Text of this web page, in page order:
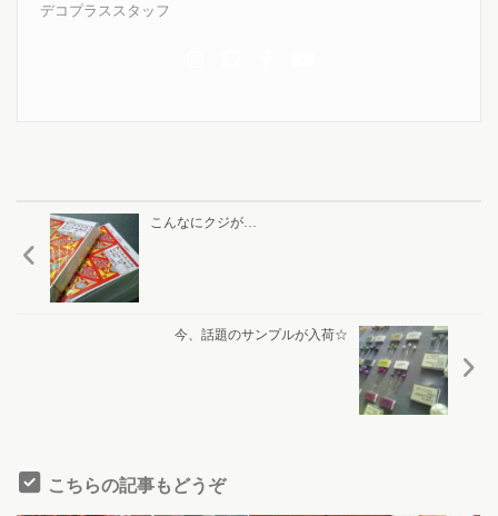
デコプラススタッフ
こんなにクジが…
今、話題のサンプルが入荷☆
こちらの記事もどうぞ